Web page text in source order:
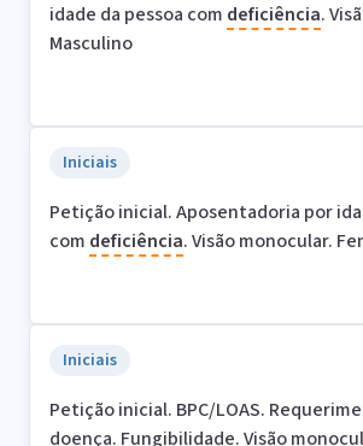
idade da pessoa com deficiência.
Masculino
Iniciais
Petição inicial. Aposentadoria por
com deficiência. Visão monocular.
Iniciais
Petição inicial. BPC/LOAS.
doença. Fungibilidade. Visão